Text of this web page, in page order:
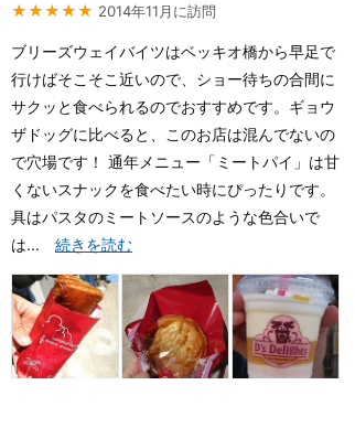
★★★★★ 2014年11月に訪問
ブリーズウェイバイツはベッキオ橋から早足で
行けばそこそこ近いので、ショー待ちの合間に
サクッと食べられるのでおすすめです。ギョウ
ザドッグに比べると、このお店は混んでないの
で穴場です！ 通年メニュー「ミートパイ」は甘
くないスナックを食べたい時にぴったりです。
具はパスタのミートソースのような色合いで
は... 続きを読む